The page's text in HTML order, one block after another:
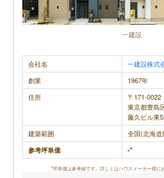
前から評判は聞いていたのでとても期待して
たが、実際に利用してみて期待を上回るよう
住宅を手にすることができたのでとても満
ます。 自由設計の方針を掲げている通り、
な要望に対しても真摯な対応で向き合ってく
たし、予算を上回らないようにじっくりと話
機会が得られたので安心感さえ感じられまし
た、耐震性の高さに関しては希望していた以
一建設
会社名
一建設株式
創業
1967年
住所
〒171-0022
東京都豊島
藤久ビル東
建築範囲
全国(北海道
参考坪単価
-*
*坪単価は参考値です。詳しくはハウスメーカー様に